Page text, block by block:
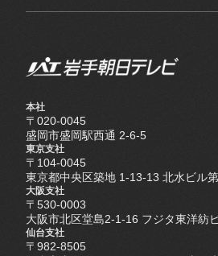
本社
〒020-0045
盛岡市盛岡駅西通 2-6-5
東京支社
〒104-0045
東京都中央区築地 1-13-13 北水ビル
大阪支社
〒530-0003
大阪市北区堂島2-1-16 フジタ東洋紡
仙台支社
〒982-8505